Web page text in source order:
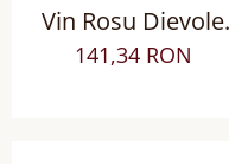
Vin Rosu Dievole
Chianti Classico
DOCG BIO sec
141,34 RON